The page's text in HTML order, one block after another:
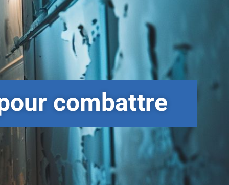
combattre